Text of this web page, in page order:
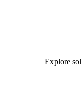
Explore